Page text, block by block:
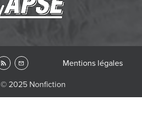
© 2025 Nonfiction
Mentions légales